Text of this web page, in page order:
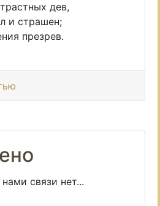
дев,
и страшен;
презрев.
связи нет...